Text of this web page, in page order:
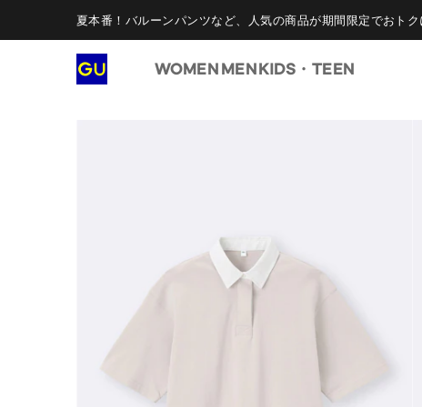
夏本番！バルーンパンツなど、人気の商品が期間限定でおトク
WOMEN MENKIDS・TEEN